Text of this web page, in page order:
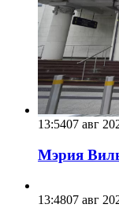
13:5407 авг
Мэрия
13:4807 авг